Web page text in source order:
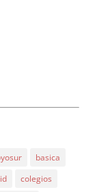
basica
colegios